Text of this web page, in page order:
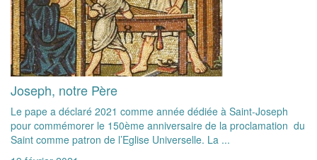
Joseph, notre Père
Le pape a déclaré 2021 comme année dédiée à Saint-Joseph
pour commémorer le 150ème anniversaire de la proclamation du
Saint comme patron de l’Eglise Universelle. La ...